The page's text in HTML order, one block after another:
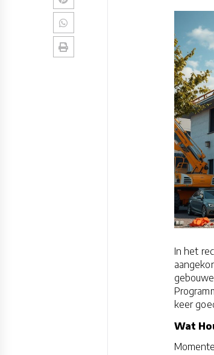
In het
keer
Wat